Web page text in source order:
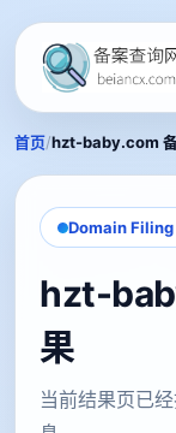
首页/hzt-baby.com
Domain
hzt-
果
当前结果页已